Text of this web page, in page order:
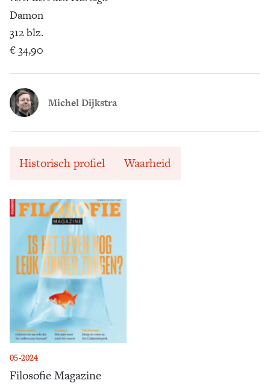
05-2024
Filosofie Magazine
Damon
312 blz.
€ 34,90
Michel Dijkstra
Historisch profiel Waarheid